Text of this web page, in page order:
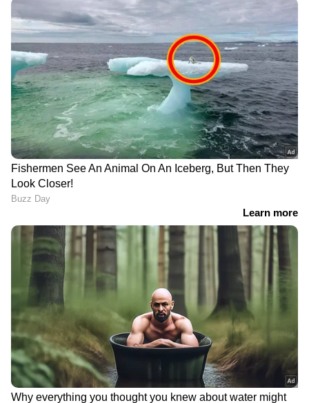
DOWNLOAD APP
ഇന്ത്യയിലെയും ലോകമെമ്പാടുമുള്ള എല്ലാ
Crime News അറിയാൻ എപ്പോഴും
ഏഷ്യാനെറ്റ് ന്യൂസ് വാർത്തകൾ.
Malayalam
Newsതത്സമയ അപ്‌ഡേറ്റുകളും
ആഴത്തിലുള്ള വിശകലനവും സമഗ്രമായ
റിപ്പോർട്ടിംഗും — എല്ലാം ഒരൊറ്റ സ്ഥലത്ത്.
ഏത് സമയത്തും, എവിടെയും
വിശ്വസനീയമായ വാർത്തകൾ ലഭിക്കാൻ
Asianet News Malayalam